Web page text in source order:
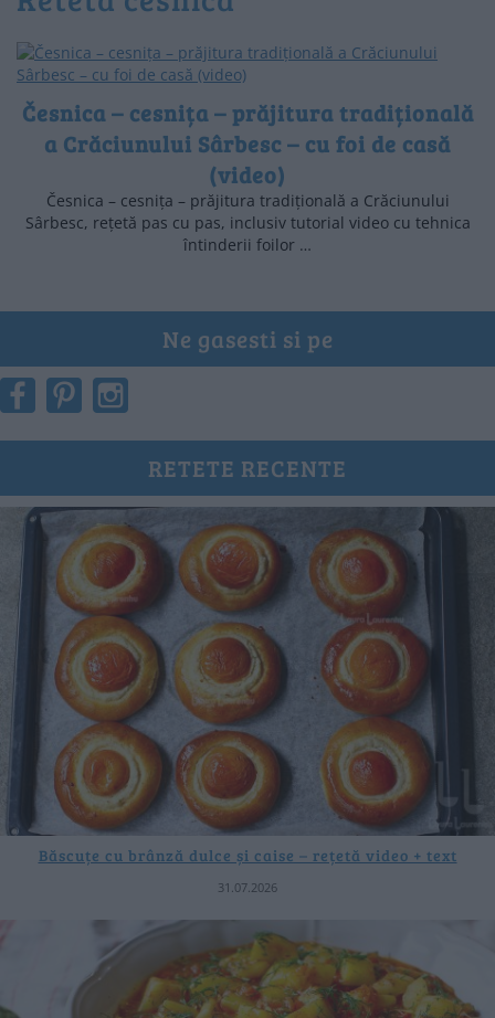
Česnica – cesnița – prăjitura tradițională
a Crăciunului Sârbesc – cu foi de casă
(video)
Česnica – cesnița – prăjitura tradițională a Crăciunului
Sârbesc, rețetă pas cu pas, inclusiv tutorial video cu tehnica
întinderii foilor …
Ne gasesti si pe
RETETE RECENTE
Băscuțe cu brânză dulce și caise – rețetă video + text
31.07.2026